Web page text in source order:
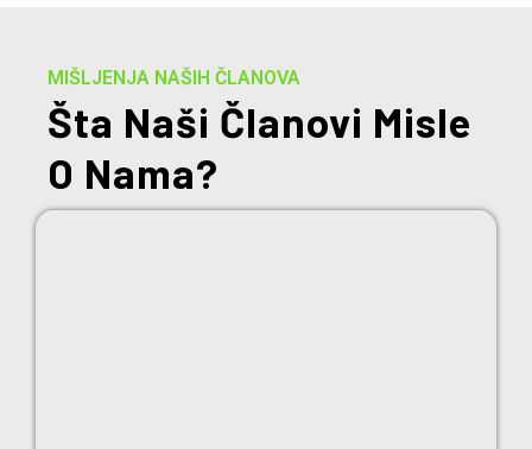
MIŠLJENJA NAŠIH ČLANOVA
Šta Naši Članovi Misle
O Nama?